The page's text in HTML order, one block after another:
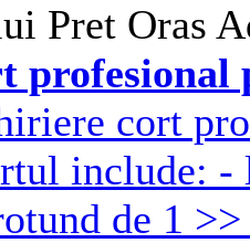
Pret Oras
profesional
cort
include:
de 1